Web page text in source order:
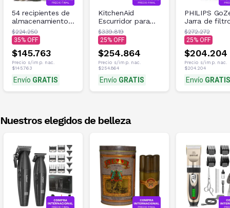
54 recipientes de
almacenamiento
de alimentos con
$224.250
35
$145.763
Precio s/imp. nac.
$145.763
Envío GRATIS
KitchenAid
Escurridor para
platos de tamaño
$339.819
25
$254.864
Precio s/imp. nac.
$254.864
Envío GRATIS
PHILIPS
Jarra de
agua
$272.272
25
$204.204
Precio s/imp. nac.
$204.204
Envío GRATIS
Nuestros elegidos de belleza